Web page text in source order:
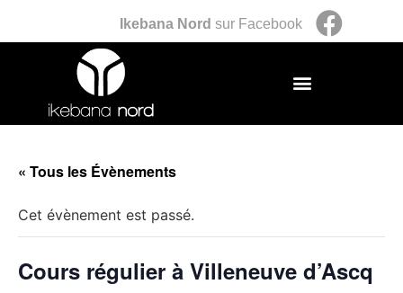
Ikebana Nord sur Facebook
« Tous les Évènements
Cet évènement est passé.
Cours régulier à Villeneuve d’Ascq